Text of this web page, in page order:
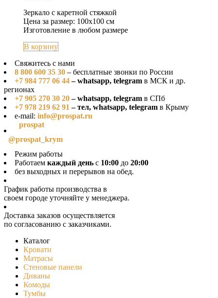
Зеркало с каретной стяжкой
Цена за размер: 100х100 см
Изготовление в любом размере
В корзину
Свяжитесь с нами
8 800 600 35 30 – бесплатные звонки по России
+7 984 777 06 44– whatsapp, telegram в МСК и др.
регионах
+7 905 270 30 20– whatsapp, telegram в СПб
+7 978 219 62 91 – тел, whatsapp, telegram в Крыму
e-mail: info@prospat.ru
prospat
@prospat_krym
Режим работы
Работаем каждый день с 10:00 до 20:00
без выходных и перерывов на обед.
График работы производства в
своeм городе уточняйте у менеджера.
Доставка заказов осуществляется
по согласованию с заказчиками.
Каталог
Кровати
Матрасы
Стеновые панели
Диваны
Комоды
Тумбы